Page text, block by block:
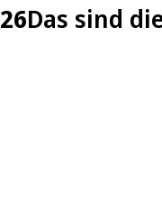
Das sind